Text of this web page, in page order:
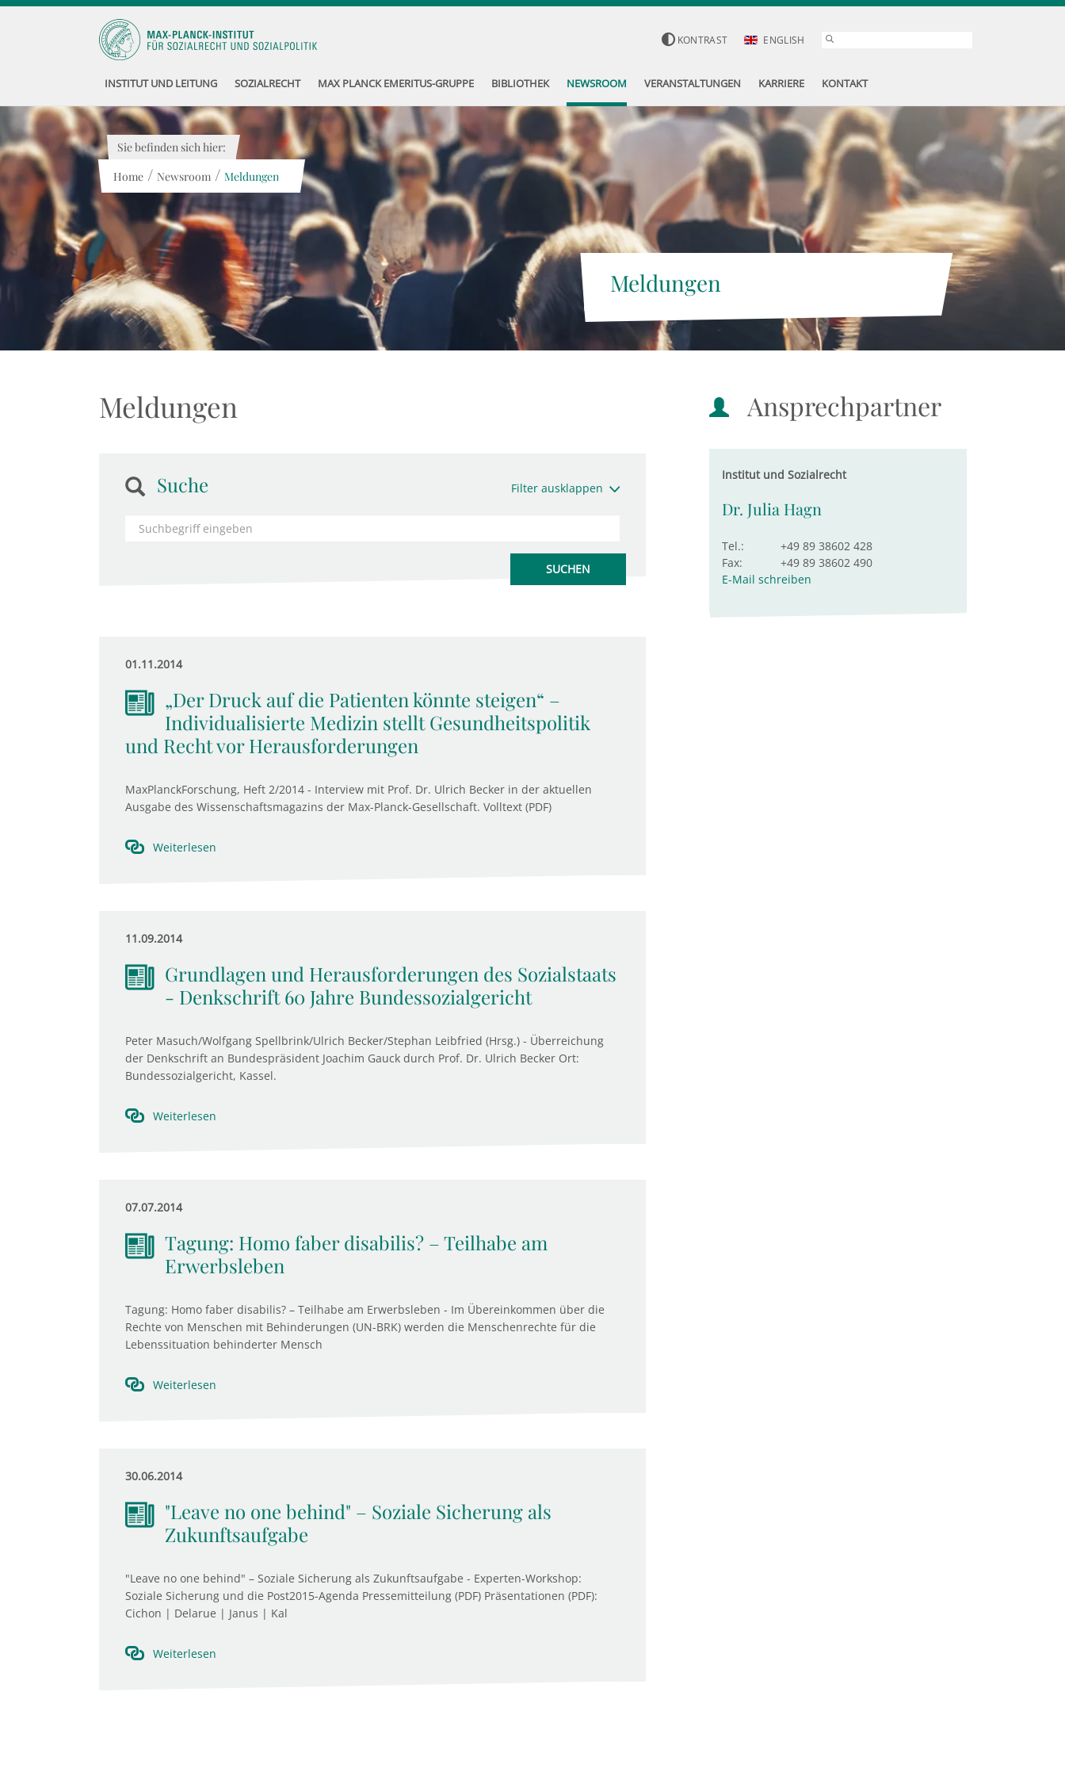
KONTRAST ENGLISH
INSTITUT UND LEITUNG SOZIALRECHT MAX PLANCK EMERITUS-GRUPPE BIBLIOTHEK NEWSROOM VERANSTALTUNGEN KARRIERE KONTAKT
Meldungen
Sie befinden sich hier:
Home / Newsroom / Meldungen
Meldungen
Suche Filter ausklappen
01.11.2014
„Der Druck auf die Patienten könnte steigen“ –
Individualisierte Medizin stellt Gesundheitspolitik
und Recht vor Herausforderungen
MaxPlanckForschung, Heft 2/2014 - Interview mit Prof. Dr. Ulrich Becker in der aktuellen
Ausgabe des Wissenschaftsmagazins der Max-Planck-Gesellschaft. Volltext (PDF)
Weiterlesen
11.09.2014
Grundlagen und Herausforderungen des Sozialstaats
- Denkschrift 60 Jahre Bundessozialgericht
Peter Masuch/Wolfgang Spellbrink/Ulrich Becker/Stephan Leibfried (Hrsg.) - Überreichung
der Denkschrift an Bundespräsident Joachim Gauck durch Prof. Dr. Ulrich Becker Ort:
Bundessozialgericht, Kassel.
Weiterlesen
07.07.2014
Tagung: Homo faber disabilis? – Teilhabe am
Erwerbsleben
Tagung: Homo faber disabilis? – Teilhabe am Erwerbsleben - Im Übereinkommen über die
Rechte von Menschen mit Behinderungen (UN-BRK) werden die Menschenrechte für die
Lebenssituation behinderter Mensch
Weiterlesen
30.06.2014
"Leave no one behind" – Soziale Sicherung als
Zukunftsaufgabe
"Leave no one behind" – Soziale Sicherung als Zukunftsaufgabe - Experten-Workshop:
Soziale Sicherung und die Post2015-Agenda Pressemitteilung (PDF) Präsentationen (PDF):
Cichon | Delarue | Janus | Kal
Weiterlesen
Ansprechpartner
Institut und Sozialrecht
Dr. Julia Hagn
Tel.:
+49 89 38602 428
Fax:
+49 89 38602 490
E-Mail schreiben